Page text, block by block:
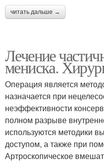
читать дальше →
Лечение
мениска.
Операция является
назначается при
неэффективности
полном разрыве
используются методики
доступом, а также при
Артроскопическое